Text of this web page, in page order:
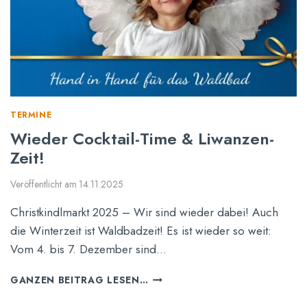
TERMINE
Wieder Cocktail-Time & Liwanzen-
Zeit!
Veröffentlicht am 14.11.2025
Christkindlmarkt 2025 – Wir sind wieder dabei! Auch
die Winterzeit ist Waldbadzeit! Es ist wieder so weit:
Vom 4. bis 7. Dezember sind…
GANZEN BEITRAG LESEN… W